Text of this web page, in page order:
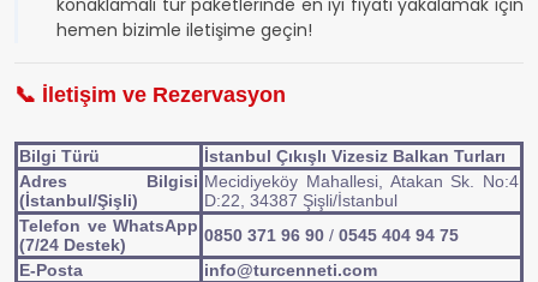
konaklamalı tur paketlerinde en iyi fiyatı yakalamak için
hemen bizimle iletişime geçin!
📞 İletişim ve Rezervasyon
Bilgi Türü
İstanbul Çıkışlı Vizesiz Balkan Turları
Adres Bilgisi
(İstanbul/Şişli)
Mecidiyeköy Mahallesi, Atakan Sk. No:4
D:22, 34387 Şişli/İstanbul
Telefon ve WhatsApp
(7/24 Destek)
0850 371 96 90 / 0545 404 94 75
E-Posta
info@turcenneti.com